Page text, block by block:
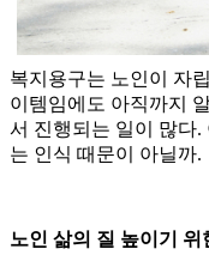
복지용구는 노인이 자
이템임에도 아직까지
서 진행되는 일이 많다
는 인식 때문이 아닐까.
노인 삶의 질 높이기 위